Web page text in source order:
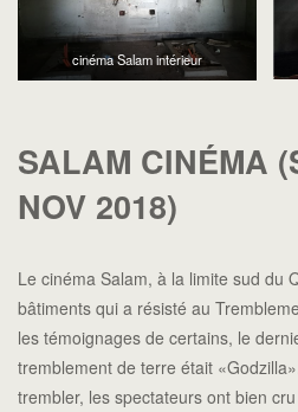
cinéma Salam intérieur
SALAM CINÉMA
NOV 2018)
Le cinéma Salam, à la limite sud du
bâtiments qui a résisté au
les témoignages de certains, le
tremblement de terre était
trembler, les spectateurs ont bien